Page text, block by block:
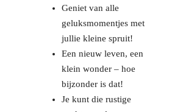
Geniet van alle
geluksmomentjes met
jullie kleine spruit!
Een nieuw leven, een
klein wonder – hoe
bijzonder is dat!
Je kunt die rustige